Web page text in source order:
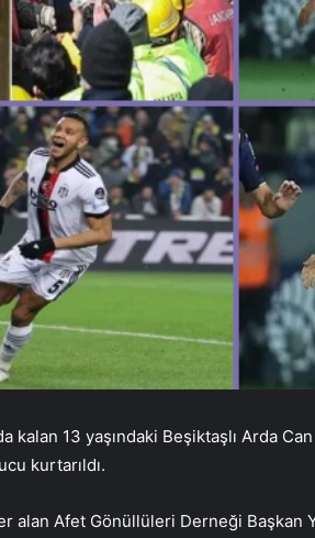
kalan 13 yaşındaki Beşiktaşlı Arda
kurtarıldı.
alan Afet Gönüllüleri Derneği Başkan